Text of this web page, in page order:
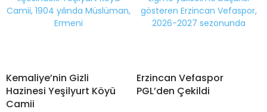
Kemaliye’nin Gizli
Hazinesi Yeşilyurt Köyü
Camii
Erzincan Vefaspor
PGL’den Çekildi